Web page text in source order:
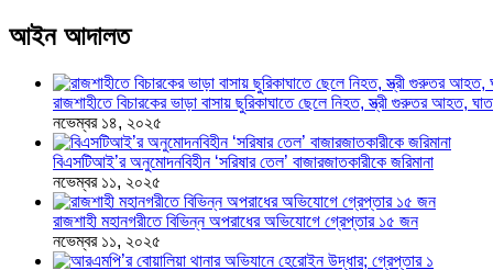
আইন আদালত
রাজশাহীতে বিচারকের ভাড়া বাসায় ছুরিকাঘাতে ছেলে নিহত, স্ত্রী গুরুতর আহত,
নভেম্বর ১৪, ২০২৫
বিএসটিআই’র অনুমোদনবিহীন ‘সরিষার তেল’ বাজারজাতকারীকে জরিমানা
নভেম্বর ১১, ২০২৫
রাজশাহী মহানগরীতে বিভিন্ন অপরাধের অভিযোগে গ্রেপ্তার ১৫ জন
নভেম্বর ১১, ২০২৫